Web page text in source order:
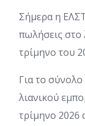
Σήμερα η
πωλήσεις στο
τρίμηνο του
Για το
λιανικού
τρίμηνο 2026